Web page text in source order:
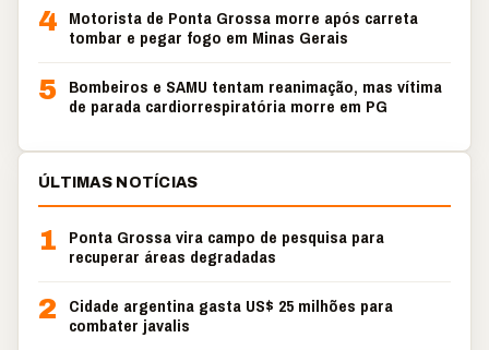
4 Motorista de Ponta Grossa morre após carreta
tombar e pegar fogo em Minas Gerais
5 Bombeiros e SAMU tentam reanimação, mas vítima
de parada cardiorrespiratória morre em PG
ÚLTIMAS NOTÍCIAS
1
Ponta Grossa vira campo de pesquisa para
recuperar áreas degradadas
2
Cidade argentina gasta US$ 25 milhões para
combater javalis